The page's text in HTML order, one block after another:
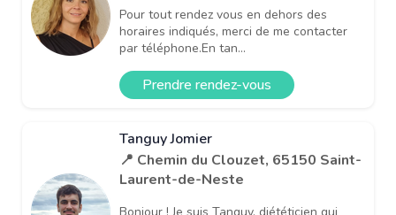
Pour tout rendez vous en dehors des
horaires indiqués, merci de me contacter
par téléphone.En tan...
Prendre rendez-vous
Tanguy Jomier
📍 Chemin du Clouzet, 65150 Saint-
Laurent-de-Neste
Bonjour ! Je suis Tanguy, diététicien qui